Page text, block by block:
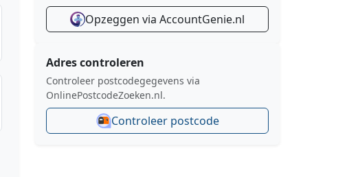
Opzeggen via AccountGenie.nl
Adres controleren
Controleer postcodegegevens via
OnlinePostcodeZoeken.nl.
Controleer postcode